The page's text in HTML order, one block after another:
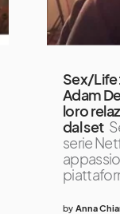
Sex/
Adam
loro
dal set
serie
by Anna